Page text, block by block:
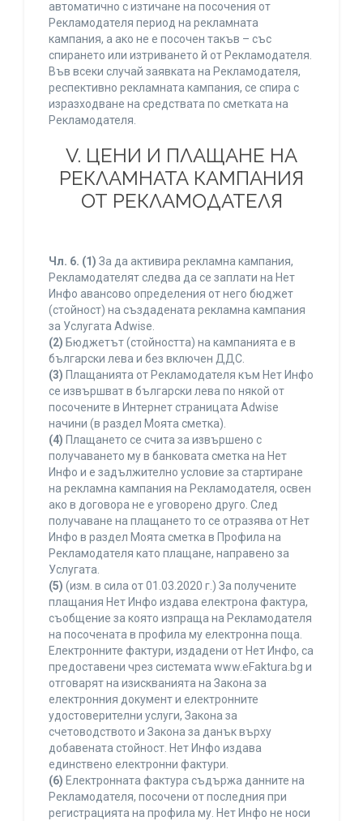
автоматично с изтичане на посочения от
Рекламодателя период на рекламната
кампания, а ако не е посочен такъв – със
спирането или изтриването й от Рекламодателя.
Във всеки случай заявката на Рекламодателя,
респективно рекламната кампания, се спира с
изразходване на средствата по сметката на
Рекламодателя.
V. ЦЕНИ И ПЛАЩАНЕ НА
РЕКЛАМНАТА КАМПАНИЯ
ОТ РЕКЛАМОДАТЕЛЯ
Чл. 6. (1) За да активира рекламна кампания,
Рекламодателят следва да се заплати на Нет
Инфо авансово определения от него бюджет
(стойност) на създадената рекламна кампания
за Услугата Adwise.
(2) Бюджетът (стойността) на кампанията е в
български лева и без включен ДДС.
(3) Плащанията от Рекламодателя към Нет Инфо
се извършват в български лева по някой от
посочените в Интернет страницата Adwise
начини (в раздел Моята сметка).
(4) Плащането се счита за извършено с
получаването му в банковата сметка на Нет
Инфо и е задължително условие за стартиране
на рекламна кампания на Рекламодателя, освен
ако в договора не е уговорено друго. След
получаване на плащането то се отразява от Нет
Инфо в раздел Моята сметка в Профила на
Рекламодателя като плащане, направено за
Услугата.
(5) (изм. в сила от 01.03.2020 г.) За получените
плащания Нет Инфо издава електрона фактура,
съобщение за която изпраща на Рекламодателя
на посочената в профила му електронна поща.
Електронните фактури, издадени от Нет Инфо, са
предоставени чрез системата www.eFaktura.bg и
отговарят на изискванията на Закона за
електронния документ и електронните
удостоверителни услуги, Закона за
счетоводството и Закона за данък върху
добавената стойност. Нет Инфо издава
единствено електронни фактури.
(6) Електронната фактура съдържа данните на
Рекламодателя, посочени от последния при
регистрацията на профила му. Нет Инфо не носи